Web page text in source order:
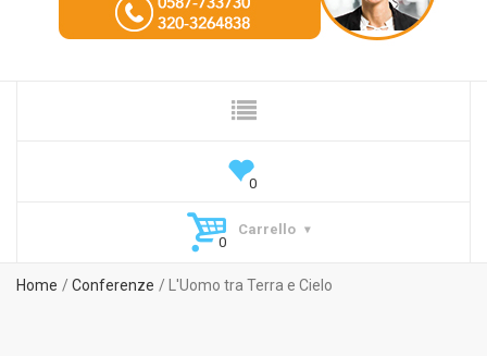
Carrello
Home Conferenze L'Uomo tra Terra e Cielo